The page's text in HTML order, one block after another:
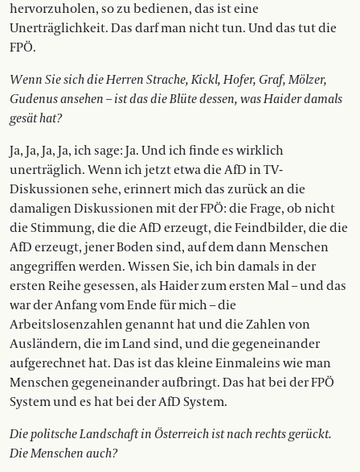
hervorzuholen, so zu bedienen, das ist eine
Unerträglichkeit. Das darf man nicht tun. Und das tut die
FPÖ.
Wenn Sie sich die Herren Strache, Kickl, Hofer, Graf, Mölzer,
Gudenus ansehen – ist das die Blüte dessen, was Haider damals
gesät hat?
Ja, Ja, Ja, Ja, ich sage: Ja. Und ich finde es wirklich
unerträglich. Wenn ich jetzt etwa die AfD in TV-
Diskussionen sehe, erinnert mich das zurück an die
damaligen Diskussionen mit der FPÖ: die Frage, ob nicht
die Stimmung, die die AfD erzeugt, die Feindbilder, die die
AfD erzeugt, jener Boden sind, auf dem dann Menschen
angegriffen werden. Wissen Sie, ich bin damals in der
ersten Reihe gesessen, als Haider zum ersten Mal – und das
war der Anfang vom Ende für mich – die
Arbeitslosenzahlen genannt hat und die Zahlen von
Ausländern, die im Land sind, und die gegeneinander
aufgerechnet hat. Das ist das kleine Einmaleins wie man
Menschen gegeneinander aufbringt. Das hat bei der FPÖ
System und es hat bei der AfD System.
Die politsche Landschaft in Österreich ist nach rechts gerückt.
Die Menschen auch?